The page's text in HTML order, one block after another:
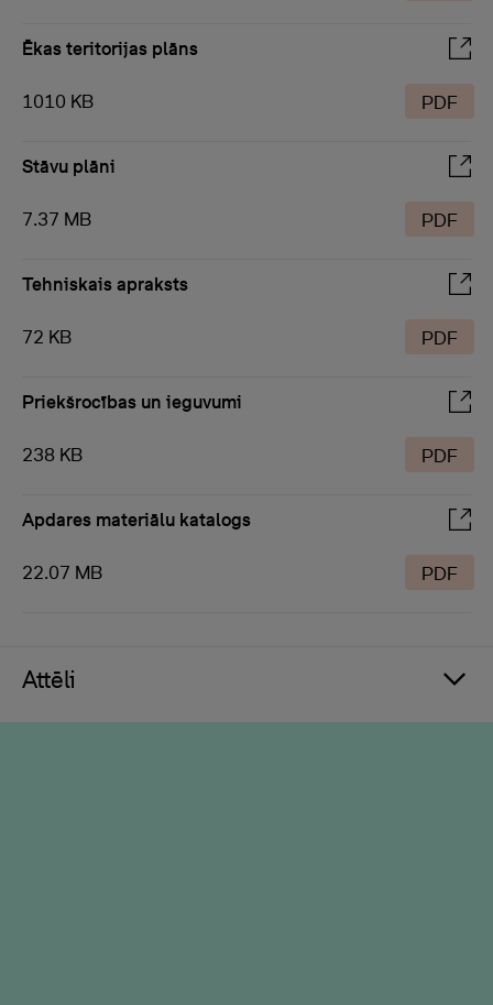
Ēkas teritorijas plāns
1010 KB PDF
Stāvu plāni
7.37 MB PDF
Tehniskais apraksts
72 KB PDF
Priekšrocības un ieguvumi
238 KB PDF
Apdares materiālu katalogs
22.07 MB PDF
Attēli